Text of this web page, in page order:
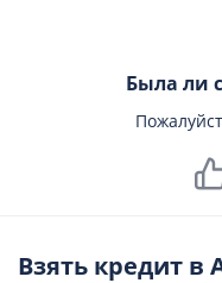
Была ли
Взять кредит в